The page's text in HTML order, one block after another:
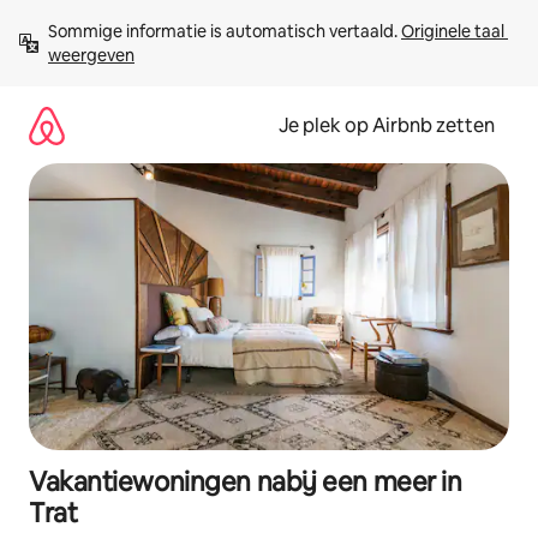
direct
naar
Sommige informatie is automatisch vertaald. Originele taal
weergeven
Je plek op Airbnb zetten
Vakantiewoningen nabij een meer in
Trat